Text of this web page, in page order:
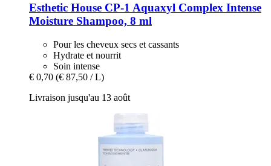
Esthetic House CP-​1 Aquaxyl Complex Intense
Moisture Shampoo, 8 ml
Pour les cheveux secs et cassants
Hydrate et nourrit
Soin intense
€ 0,70 (€ 87,50 / L)
Livraison jusqu'au 13 août